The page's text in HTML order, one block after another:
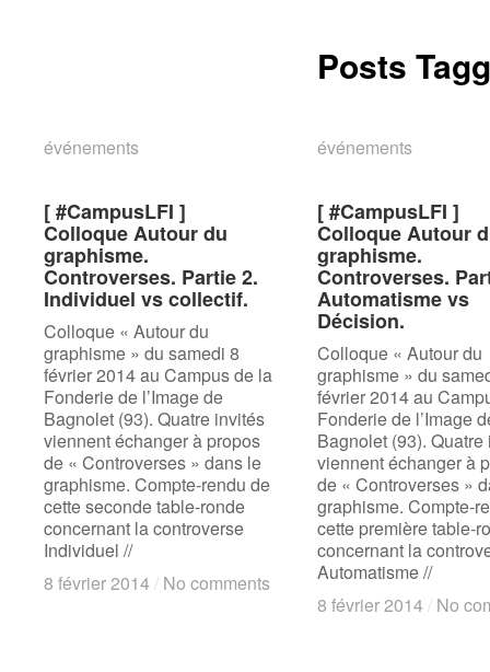
Posts
événements
[ #CampusLFI ]
Colloque Autour du
graphisme.
Controverses. Partie 2.
Individuel vs collectif.
Colloque « Autour du
graphisme » du samedi 8
février 2014 au Campus de la
Fonderie de l’Image de
Bagnolet (93). Quatre invités
viennent échanger à propos
de « Controverses » dans le
graphisme. Compte-rendu de
cette seconde table-ronde
concernant la controverse
Individuel //
8 février 2014/ No comments
événements
[ #CampusLFI ]
Colloque Autour du
graphisme.
Controverses. Partie 2.
Individuel vs collectif.
8 février 2014/ No comments
événements
[ #CampusLFI ]
Colloque Autour
graphisme.
Controverses.
Automatisme vs
Décision.
Colloque « Autour du
graphisme » du
février 2014 au
Fonderie de l’Image
Bagnolet (93). Quatre
viennent échanger à
de « Controverses »
graphisme. Compte-
cette première table-
concernant la
Automatisme //
8 février 2014/ No
événements
[ #CampusLFI ]
Colloque Autour
graphisme.
Controverses.
Automatisme vs
Décision.
8 février 2014/ No